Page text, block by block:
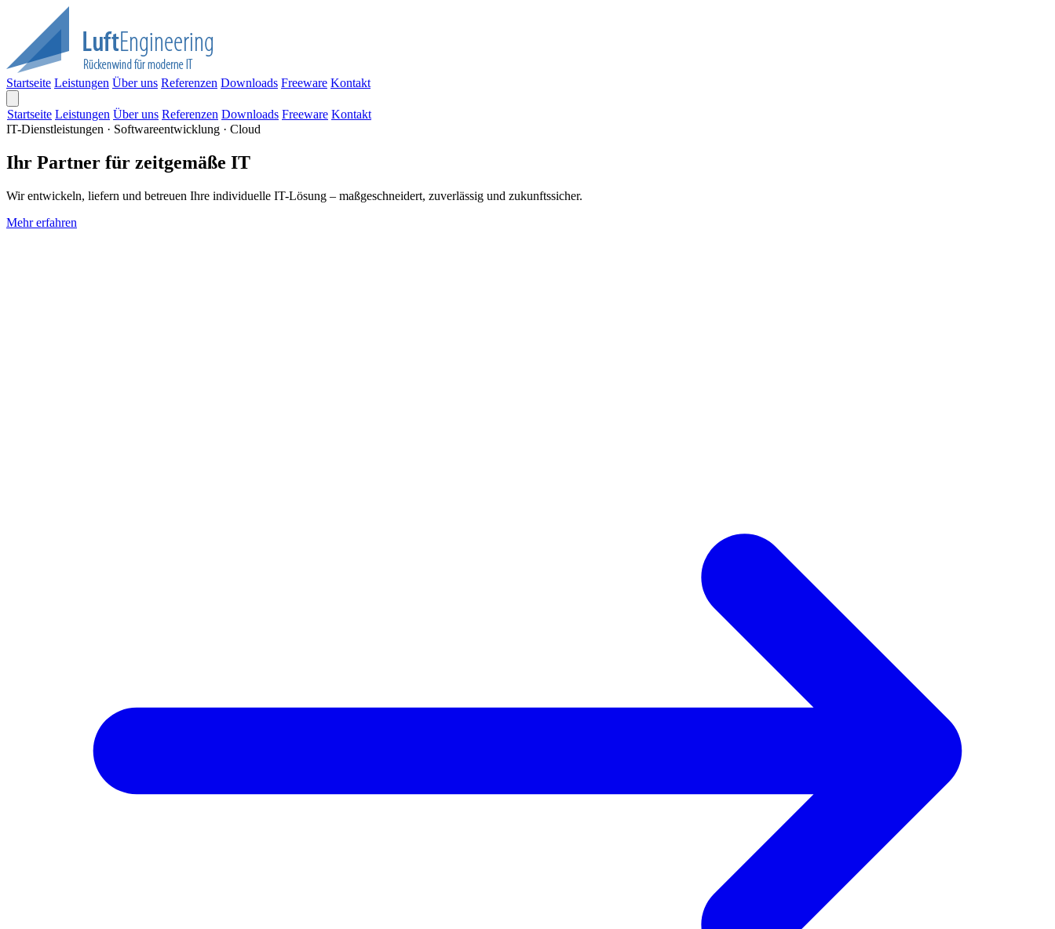
Startseite Leistungen Über uns Referenzen Downloads Freeware Kontakt
Startseite Leistungen Über uns Referenzen Downloads Freeware Kontakt
IT-Dienstleistungen · Softwareentwicklung · Cloud
Ihr Partner für zeitgemäße IT
Wir entwickeln, liefern und betreuen Ihre individuelle IT-Lösung – maßgeschneidert, zuverlässig und zukunftssicher.
Mehr erfahren